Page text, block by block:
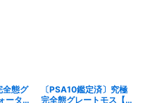
全態グ
ーター
〔PSA10鑑定済〕究極
完全態グレートモス【ク